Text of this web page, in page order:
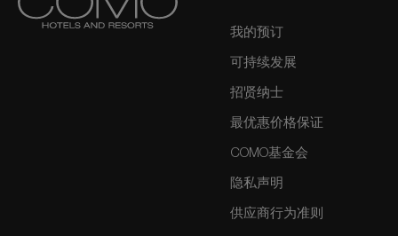
我的预订
可持续发展
招贤纳士
最优惠价格保证
COMO基金会
隐私声明
供应商行为准则